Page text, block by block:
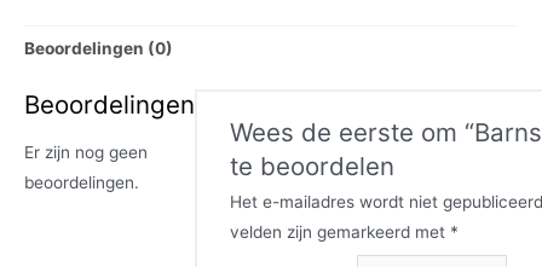
Beoordelingen (0)
Beoordelingen
Er zijn nog geen
beoordelingen.
Wees de eerste om
te beoordelen
Het e-mailadres wordt niet
velden zijn gemarkeerd met *